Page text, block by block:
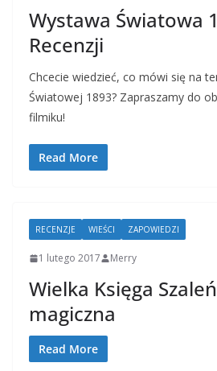
Wystawa Światowa
Recenzji
Chcecie wiedzieć, co mówi się na
Światowej 1893? Zapraszamy do
filmiku!
Read More
RECENZJE WIEŚCI ZAPOWIEDZI
1 lutego 2017 Merry
Wielka Księga
magiczna
Read More